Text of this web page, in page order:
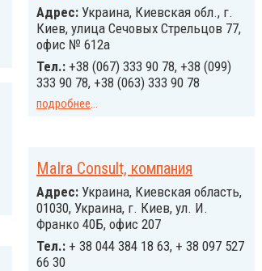
Адрес: Украина, Киевская обл., г.
Киев, улица Сечовых Стрельцов 77,
офис № 612а
Тел.: +38 (067) 333 90 78, +38 (099)
333 90 78, +38 (063) 333 90 78
подробнее...
MaIra Consult, компания
Адрес: Украина, Киевская область,
01030, Украина, г. Киев, ул. И.
Франко 40Б, офис 207
Тел.: + 38 044 384 18 63, + 38 097 527
66 30